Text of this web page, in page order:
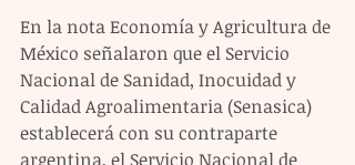
En la nota Economía y Agricultura de
México señalaron que el Servicio
Nacional de Sanidad, Inocuidad y
Calidad Agroalimentaria (Senasica)
establecerá con su contraparte
argentina, el Servicio Nacional de